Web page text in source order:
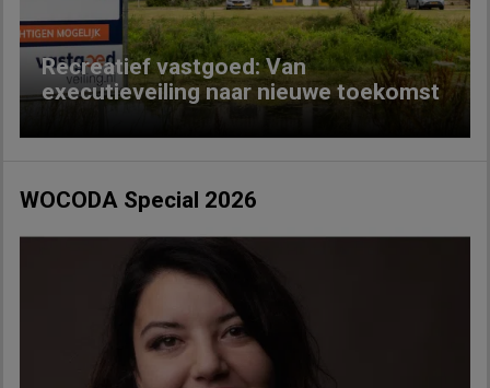
Recreatief vastgoed: Van
executieveiling naar nieuwe toekomst
WOCODA Special 2026